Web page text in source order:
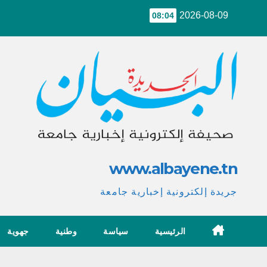
2026-08-09
08:04
www.albayene.tn
جريدة إلكترونية إخبارية جامعة
الرئيسية سياسة وطنية جهوية